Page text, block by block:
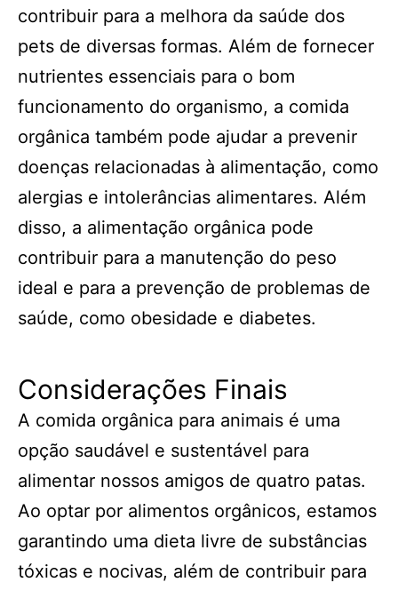
contribuir para a melhora da saúde dos
pets de diversas formas. Além de fornecer
nutrientes essenciais para o bom
funcionamento do organismo, a comida
orgânica também pode ajudar a prevenir
doenças relacionadas à alimentação, como
alergias e intolerâncias alimentares. Além
disso, a alimentação orgânica pode
contribuir para a manutenção do peso
ideal e para a prevenção de problemas de
saúde, como obesidade e diabetes.
Considerações Finais
A comida orgânica para animais é uma
opção saudável e sustentável para
alimentar nossos amigos de quatro patas.
Ao optar por alimentos orgânicos, estamos
garantindo uma dieta livre de substâncias
tóxicas e nocivas, além de contribuir para